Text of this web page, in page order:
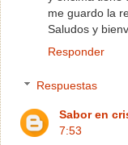
me guardo la
Saludos y
Responder
Respuestas
Sabor en
7:53